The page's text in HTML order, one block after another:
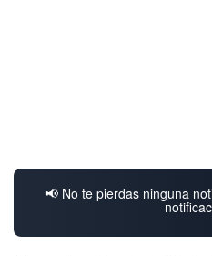
📢 No te pierdas ninguna